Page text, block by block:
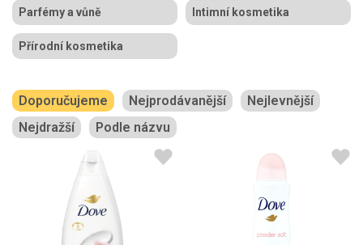
Parfémy a vůně Intimní kosmetika
Přírodní kosmetika
Doporučujeme Nejprodávanější
Nejlevnější
Nejdražší
Podle názvu